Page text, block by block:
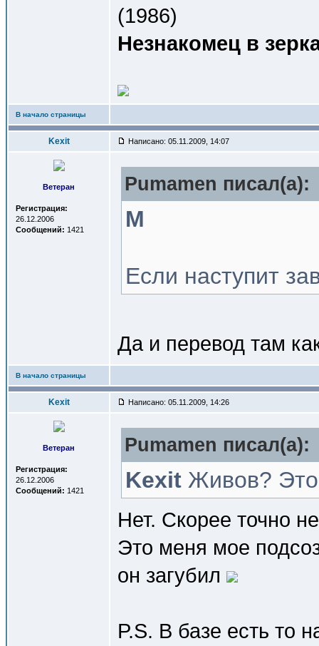
(1986)
Незнакомец в
В начало страницы
Kexit Написано: 05.11.2009, 14:07
Ветеран
Регистрация:
26.12.2006
Сообщений: 1421
Pumamen писал(a):
M
Если наступит
Да и перевод там
В начало страницы
Kexit Написано: 05.11.2009, 14:26
Ветеран
Регистрация:
26.12.2006
Сообщений: 1421
Pumamen писал(a):
Kexit Живов?
Нет. Скорее точно
Это меня мое
он загубил
P.S. В базе есть то